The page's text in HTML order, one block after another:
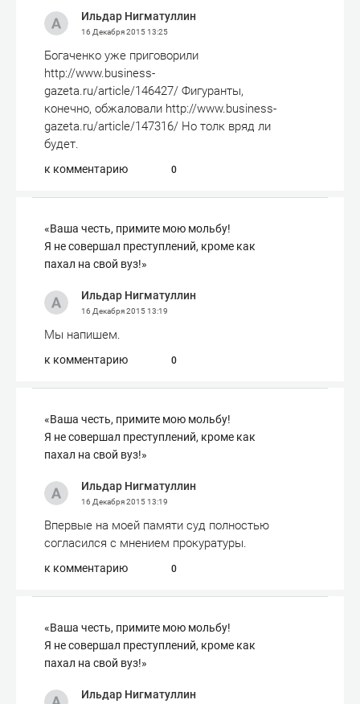
Ильдар Нигматуллин
16 Декабря 201513:25
Богаченко уже приговорили
http://www.business-
gazeta.ru/article/146427/ Фигуранты,
конечно, обжаловали http://www.business-
gazeta.ru/article/147316/ Но толк вряд ли
будет.
к комментарию 0
«Ваша честь, примите мою мольбу!
Я не совершал преступлений, кроме как
пахал на свой вуз!»
Ильдар Нигматуллин
16 Декабря 201513:19
Мы напишем.
к комментарию 0
«Ваша честь, примите мою мольбу!
Я не совершал преступлений, кроме как
пахал на свой вуз!»
Ильдар Нигматуллин
16 Декабря 201513:19
Впервые на моей памяти суд полностью
согласился с мнением прокуратуры.
к комментарию 0
«Ваша честь, примите мою мольбу!
Я не совершал преступлений, кроме как
пахал на свой вуз!»
Ильдар Нигматуллин